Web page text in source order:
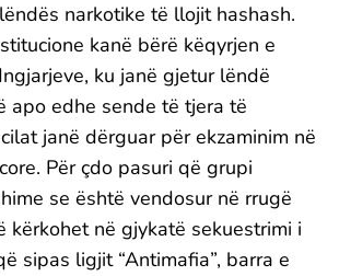
narkotike të llojit hashash.
kanë bërë këqyrjen e
ku janë gjetur lëndë
apo edhe sende të tjera të
janë dërguar për ekzaminim në
Për çdo pasuri që grupi
se është vendosur në rrugë
kërkohet në gjykatë sekuestrimi i
sipas ligjit “Antimafia”, barra e